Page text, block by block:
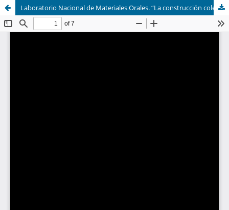
Laboratorio Nacional de Materiales Orales. “La construcción colectiva de un código de ética”. Tercer Congreso Internacional “Poéticas de la Oralidad”.